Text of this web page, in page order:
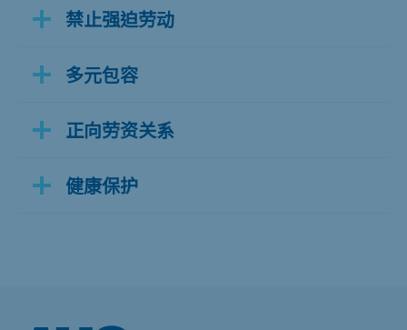
禁止强迫劳动
多元包容
正向劳资关系
健康保护